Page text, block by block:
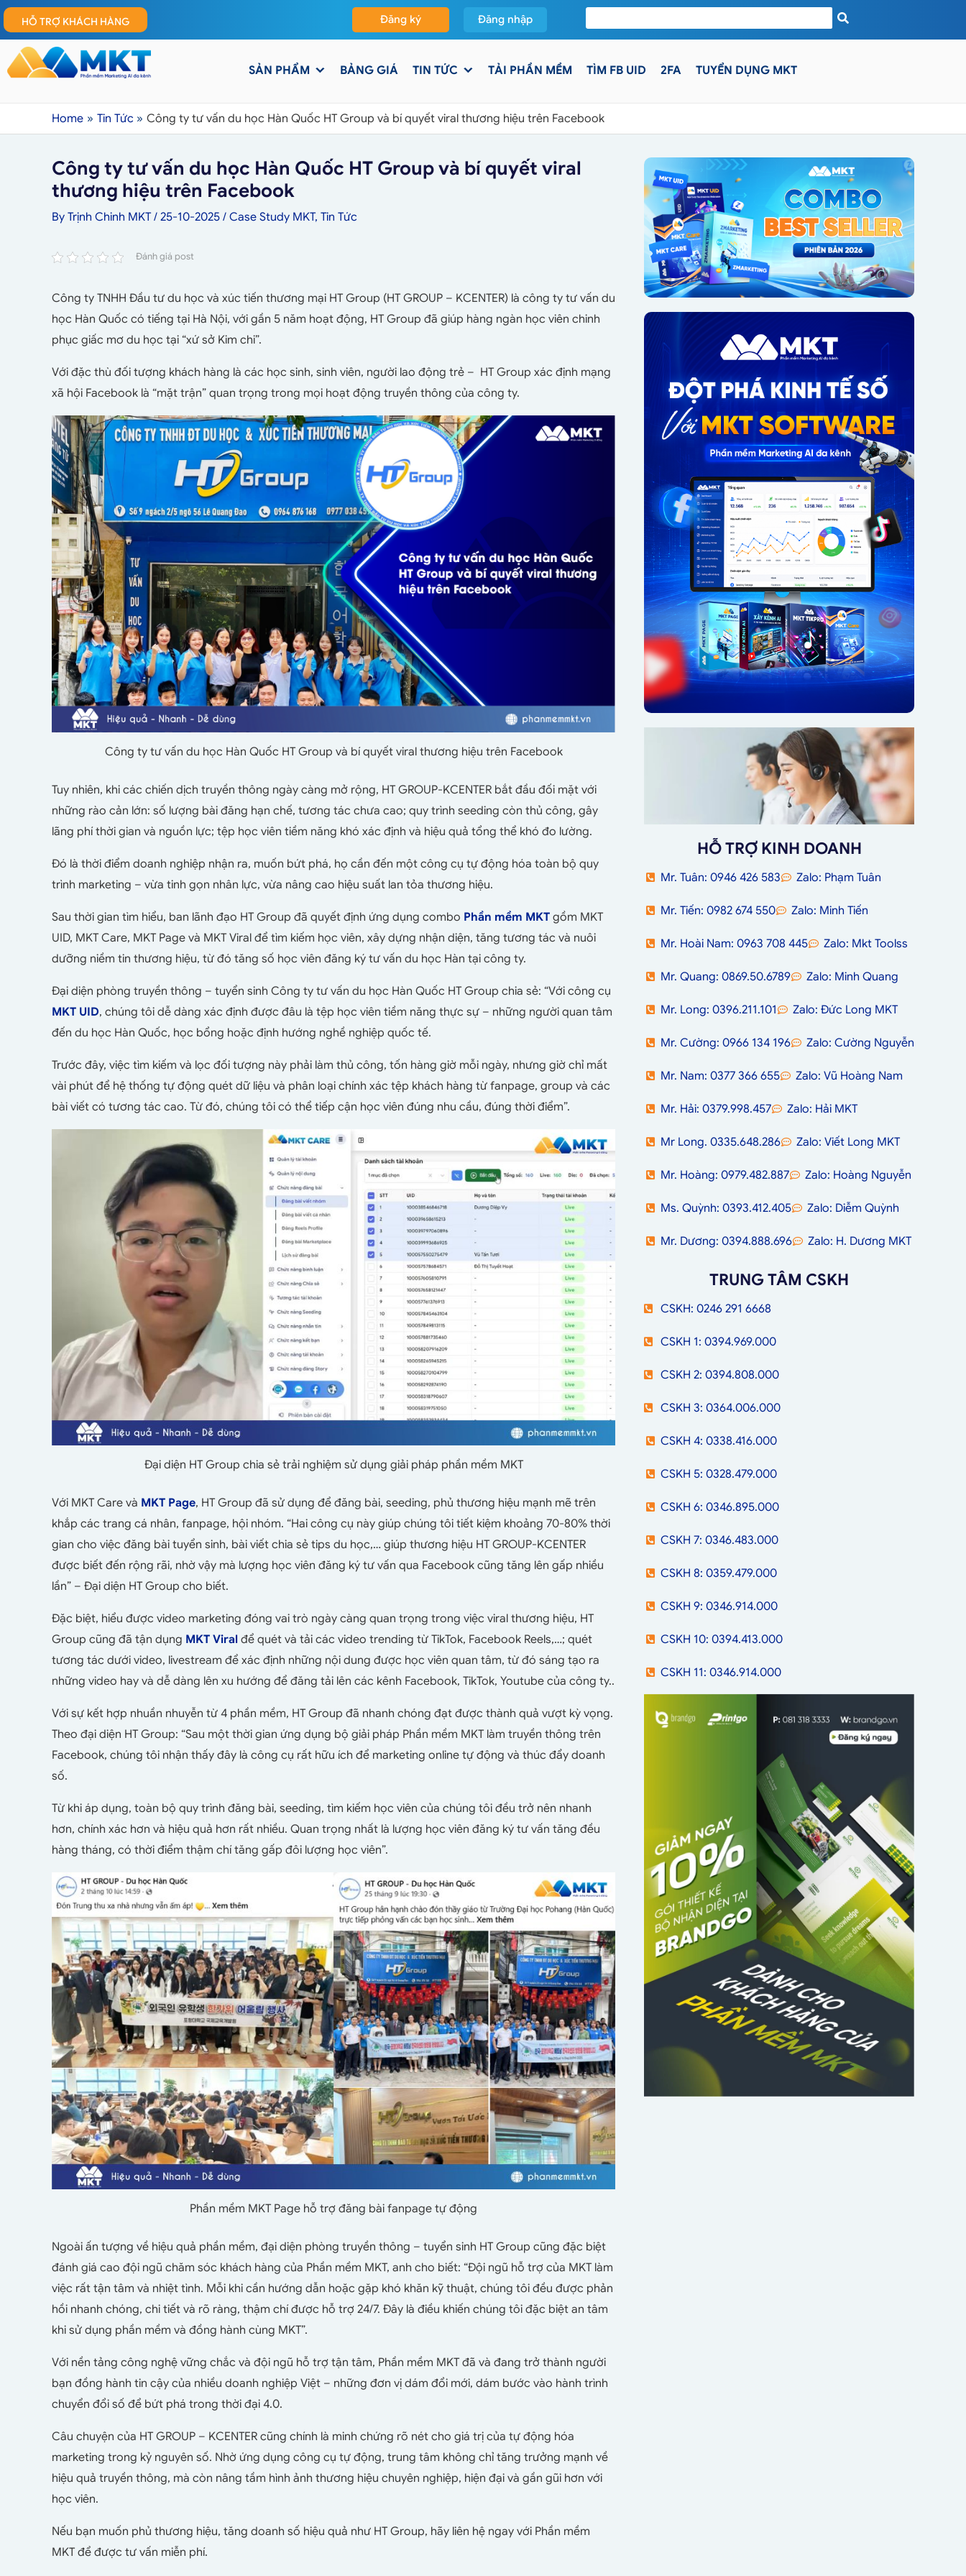
HỖ TRỢ KHÁCH HÀNG Đăng ký Đăng nhập
SẢN PHẨM BẢNG GIÁ TIN TỨC TẢI PHẦN MỀM TÌM FB UID 2FA TUYỂN DỤNG MKT
Home Tin Tức Công ty tư vấn du học Hàn Quốc HT Group và bí quyết viral thương hiệu trên Facebook
Công ty tư vấn du học Hàn Quốc HT Group và bí quyết viral
thương hiệu trên Facebook
By Trịnh Chinh MKT/ 25-10-2025 / Case Study MKT, Tin Tức
Đánh giá post
Công ty TNHH Đầu tư du học và xúc tiến thương mại HT Group (HT GROUP – KCENTER) là công ty tư vấn du
học Hàn Quốc có tiếng tại Hà Nội, với gần 5 năm hoạt động, HT Group đã giúp hàng ngàn học viên chinh
phục giấc mơ du học tại “xứ sở Kim chi”.
Với đặc thù đối tượng khách hàng là các học sinh, sinh viên, người lao động trẻ – HT Group xác định mạng
xã hội Facebook là “mặt trận” quan trọng trong mọi hoạt động truyền thông của công ty.
Công ty tư vấn du học Hàn Quốc HT Group và bí quyết viral thương hiệu trên Facebook
Tuy nhiên, khi các chiến dịch truyền thông ngày càng mở rộng, HT GROUP-KCENTER bắt đầu đối mặt với
những rào cản lớn: số lượng bài đăng hạn chế, tương tác chưa cao; quy trình seeding còn thủ công, gây
lãng phí thời gian và nguồn lực; tệp học viên tiềm năng khó xác định và hiệu quả tổng thể khó đo lường.
Đó là thời điểm doanh nghiệp nhận ra, muốn bứt phá, họ cần đến một công cụ tự động hóa toàn bộ quy
trình marketing – vừa tinh gọn nhân lực, vừa nâng cao hiệu suất lan tỏa thương hiệu.
Sau thời gian tìm hiểu, ban lãnh đạo HT Group đã quyết định ứng dụng combo Phần mềm MKT gồm MKT
UID, MKT Care, MKT Page và MKT Viral để tìm kiếm học viên, xây dựng nhận diện, tăng tương tác và nuôi
dưỡng niềm tin thương hiệu, từ đó tăng số học viên đăng ký tư vấn du học Hàn tại công ty.
Đại diện phòng truyền thông – tuyển sinh Công ty tư vấn du học Hàn Quốc HT Group chia sẻ: “Với công cụ
MKT UID, chúng tôi dễ dàng xác định được đâu là tệp học viên tiềm năng thực sự – những người quan tâm
đến du học Hàn Quốc, học bổng hoặc định hướng nghề nghiệp quốc tế.
Trước đây, việc tìm kiếm và lọc đối tượng này phải làm thủ công, tốn hàng giờ mỗi ngày, nhưng giờ chỉ mất
vài phút để hệ thống tự động quét dữ liệu và phân loại chính xác tệp khách hàng từ fanpage, group và các
bài viết có tương tác cao. Từ đó, chúng tôi có thể tiếp cận học viên đúng nhu cầu, đúng thời điểm”.
Đại diện HT Group chia sẻ trải nghiệm sử dụng giải pháp phần mềm MKT
Với MKT Care và MKT Page, HT Group đã sử dụng để đăng bài, seeding, phủ thương hiệu mạnh mẽ trên
khắp các trang cá nhân, fanpage, hội nhóm. “Hai công cụ này giúp chúng tôi tiết kiệm khoảng 70-80% thời
gian cho việc đăng bài tuyển sinh, bài viết chia sẻ tips du học,… giúp thương hiệu HT GROUP-KCENTER
được biết đến rộng rãi, nhờ vậy mà lượng học viên đăng ký tư vấn qua Facebook cũng tăng lên gấp nhiều
lần” – Đại diện HT Group cho biết.
Đặc biệt, hiểu được video marketing đóng vai trò ngày càng quan trọng trong việc viral thương hiệu, HT
Group cũng đã tận dụng MKT Viral để quét và tải các video trending từ TikTok, Facebook Reels,…; quét
tương tác dưới video, livestream để xác định những nội dung được học viên quan tâm, từ đó sáng tạo ra
những video hay và dễ dàng lên xu hướng để đăng tải lên các kênh Facebook, TikTok, Youtube của công ty..
Với sự kết hợp nhuần nhuyễn từ 4 phần mềm, HT Group đã nhanh chóng đạt được thành quả vượt kỳ vọng.
Theo đại diện HT Group: “Sau một thời gian ứng dụng bộ giải pháp Phần mềm MKT làm truyền thông trên
Facebook, chúng tôi nhận thấy đây là công cụ rất hữu ích để marketing online tự động và thúc đẩy doanh
số.
Từ khi áp dụng, toàn bộ quy trình đăng bài, seeding, tìm kiếm học viên của chúng tôi đều trở nên nhanh
hơn, chính xác hơn và hiệu quả hơn rất nhiều. Quan trọng nhất là lượng học viên đăng ký tư vấn tăng đều
hàng tháng, có thời điểm thậm chí tăng gấp đôi lượng học viên”.
Phần mềm MKT Page hỗ trợ đăng bài fanpage tự động
Ngoài ấn tượng về hiệu quả phần mềm, đại diện phòng truyền thông – tuyển sinh HT Group cũng đặc biệt
đánh giá cao đội ngũ chăm sóc khách hàng của Phần mềm MKT, anh cho biết: “Đội ngũ hỗ trợ của MKT làm
việc rất tận tâm và nhiệt tình. Mỗi khi cần hướng dẫn hoặc gặp khó khăn kỹ thuật, chúng tôi đều được phản
hồi nhanh chóng, chi tiết và rõ ràng, thậm chí được hỗ trợ 24/7. Đây là điều khiến chúng tôi đặc biệt an tâm
khi sử dụng phần mềm và đồng hành cùng MKT”.
Với nền tảng công nghệ vững chắc và đội ngũ hỗ trợ tận tâm, Phần mềm MKT đã và đang trở thành người
bạn đồng hành tin cậy của nhiều doanh nghiệp Việt – những đơn vị dám đổi mới, dám bước vào hành trình
chuyển đổi số để bứt phá trong thời đại 4.0.
Câu chuyện của HT GROUP – KCENTER cũng chính là minh chứng rõ nét cho giá trị của tự động hóa
marketing trong kỷ nguyên số. Nhờ ứng dụng công cụ tự động, trung tâm không chỉ tăng trưởng mạnh về
hiệu quả truyền thông, mà còn nâng tầm hình ảnh thương hiệu chuyên nghiệp, hiện đại và gần gũi hơn với
học viên.
Nếu bạn muốn phủ thương hiệu, tăng doanh số hiệu quả như HT Group, hãy liên hệ ngay với Phần mềm
MKT để được tư vấn miễn phí.
HỖ TRỢ KINH DOANH
Mr. Tuân: 0946 426 583 Zalo: Phạm Tuân
Mr. Tiến: 0982 674 550 Zalo: Minh Tiến
Mr. Hoài Nam: 0963 708 445 Zalo: Mkt Toolss
Mr. Quang: 0869.50.6789 Zalo: Minh Quang
Mr. Long: 0396.211.101 Zalo: Đức Long MKT
Mr. Cường: 0966 134 196 Zalo: Cường Nguyễn
Mr. Nam: 0377 366 655 Zalo: Vũ Hoàng Nam
Mr. Hải: 0379.998.457 Zalo: Hải MKT
Mr Long. 0335.648.286 Zalo: Viết Long MKT
Mr. Hoàng: 0979.482.887 Zalo: Hoàng Nguyễn
Ms. Quỳnh: 0393.412.405 Zalo: Diễm Quỳnh
Mr. Dương: 0394.888.696 Zalo: H. Dương MKT
TRUNG TÂM CSKH
CSKH: 0246 291 6668
CSKH 1: 0394.969.000
CSKH 2: 0394.808.000
CSKH 3: 0364.006.000
CSKH 4: 0338.416.000
CSKH 5: 0328.479.000
CSKH 6: 0346.895.000
CSKH 7: 0346.483.000
CSKH 8: 0359.479.000
CSKH 9: 0346.914.000
CSKH 10: 0394.413.000
CSKH 11: 0346.914.000